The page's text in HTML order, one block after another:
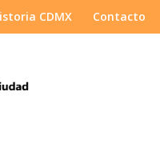
CDMX Contacto